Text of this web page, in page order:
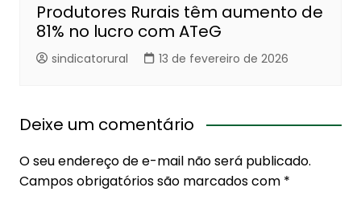
Produtores Rurais têm aumento de
81% no lucro com ATeG
sindicatorural 13 de fevereiro de 2026
Deixe um comentário
O seu endereço de e-mail não será publicado.
Campos obrigatórios são marcados com *